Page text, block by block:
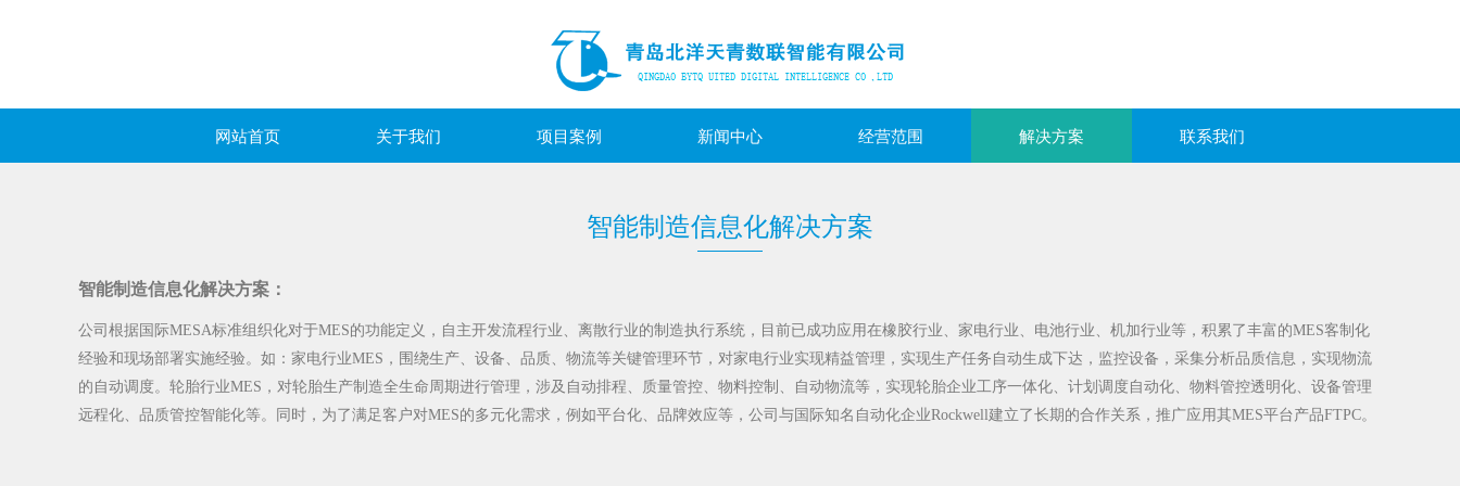
网站首页 关于我们 项目案例 新闻中心 经营范围 解决方案 联系我们
智能制造信息化解决方案
智能制造信息化解决方案：
公司根据国际MESA标准组织化对于MES的功能定义，自主开发流程行业、离散行业的制造执行系统，目前已成功应用在橡胶行业、家电行业、电池行业、机加行业等，积累了丰富的MES客制化
经验和现场部署实施经验。如：家电行业MES ，围绕生产、设备、品质、物流等关键管理环节，对家电行业实现精益管理，实现生产任务自动生成下达，监控设备，采集分析品质信息，实现物流
的自动调度。轮胎行业MES ，对轮胎生产制造全生命周期进行管理，涉及自动排程、质量管控、物料控制、自动物流等，实现轮胎企业工序一体化、计划调度自动化、物料管控透明化、设备管理
远程化、品质管控智能化等。同时，为了满足客户对MES的多元化需求，例如平台化、品牌效应等，公司与国际知名自动化企业Rockwell建立了长期的合作关系，推广应用其MES平台产品FTPC。